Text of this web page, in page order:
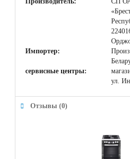
Импортер:
сервисные центры:
ул.
Отзывы (0)